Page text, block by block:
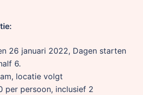
26 januari 2022, Dagen starten
6.
locatie volgt
per persoon, inclusief 2